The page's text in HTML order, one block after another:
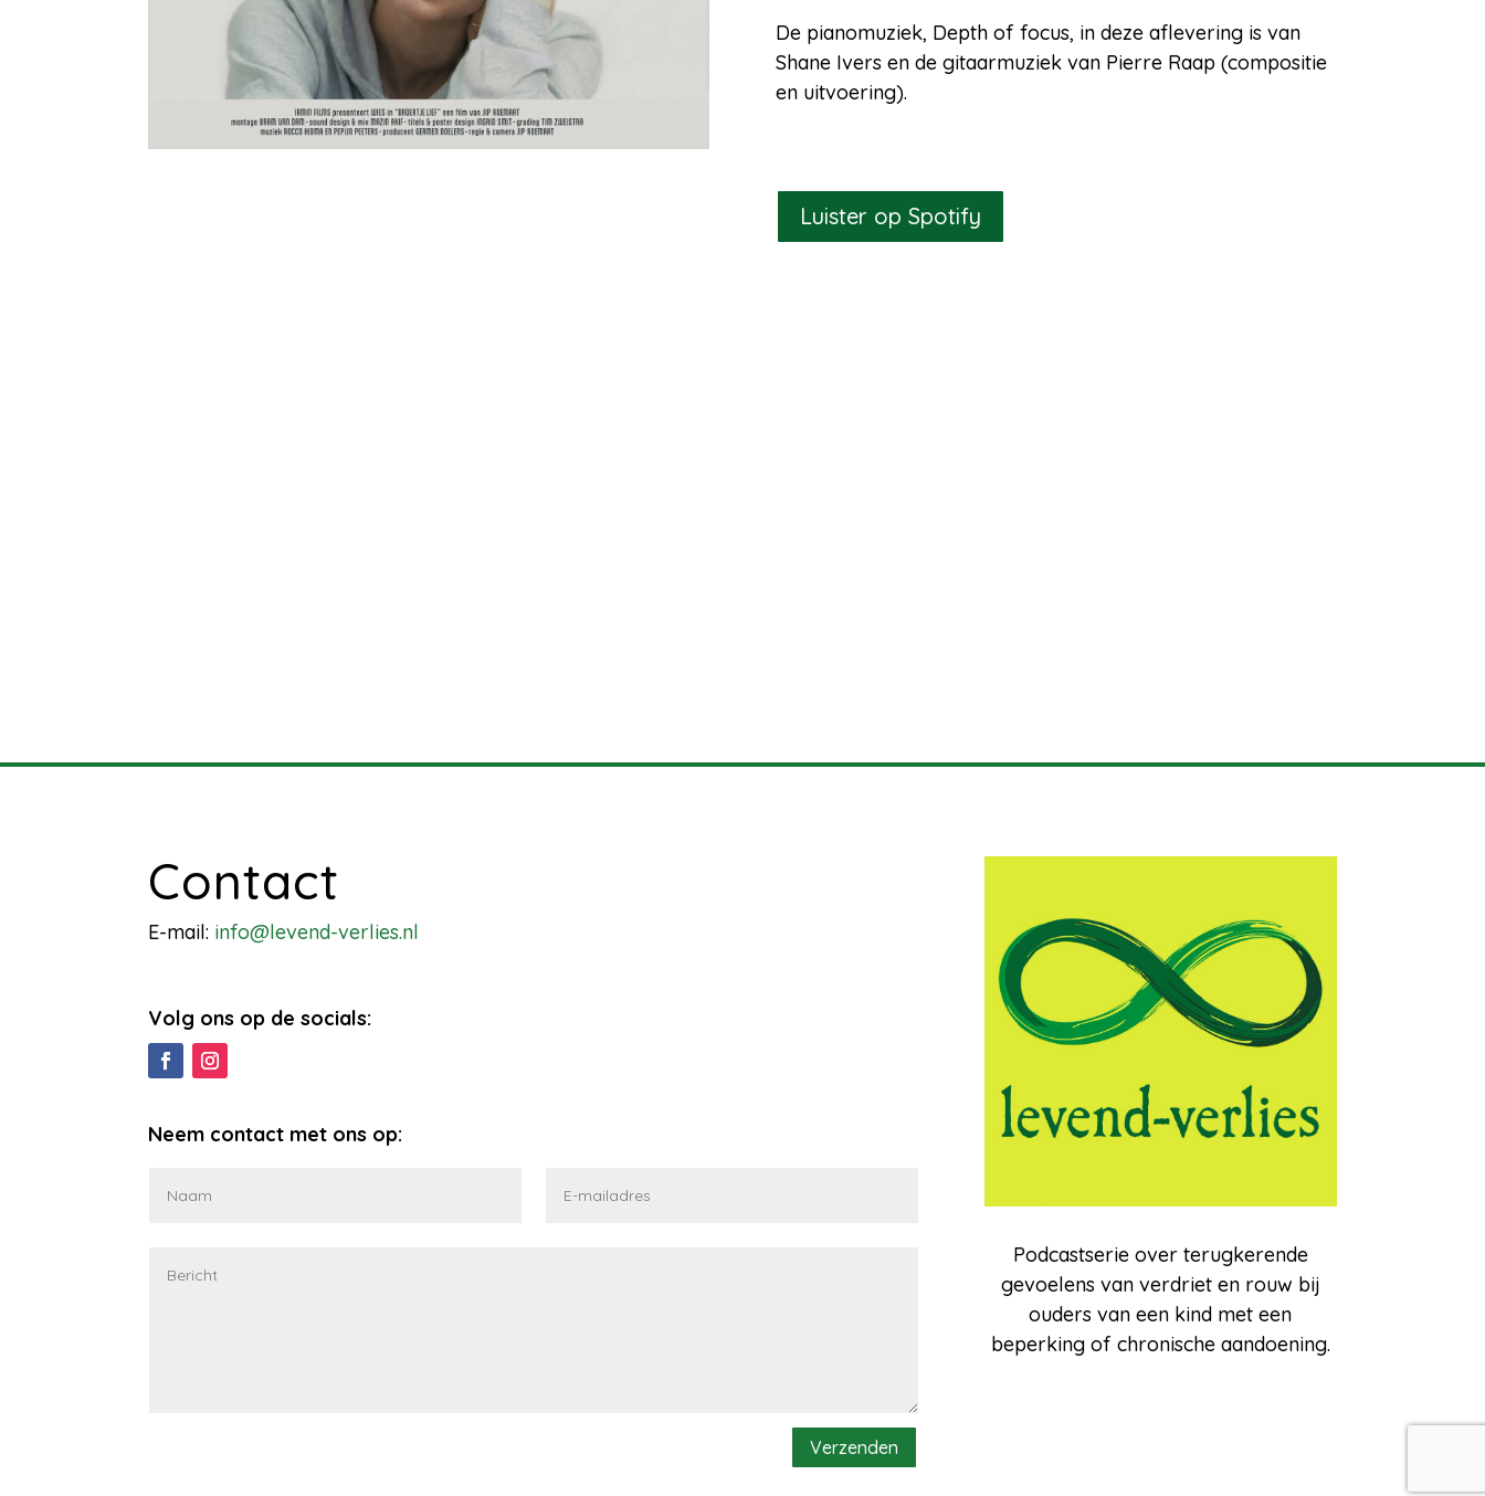
De pianomuziek, Depth of focus, in deze aflevering is van
Shane Ivers en de gitaarmuziek van Pierre Raap (compositie
en uitvoering).
Luister op Spotify
Contact
E-mail: info@levend-verlies.nl
Volg ons op de socials:
Neem contact met ons op:
Verzenden
Podcastserie over terugkerende
gevoelens van verdriet en rouw bij
ouders van een kind met een
beperking of chronische aandoening.